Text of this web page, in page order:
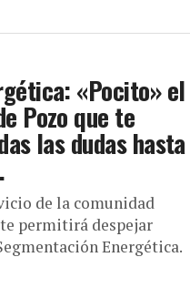
«Pocito» el
Pozo que te
las dudas hasta
de la comunidad
permitirá despejar
Energética.